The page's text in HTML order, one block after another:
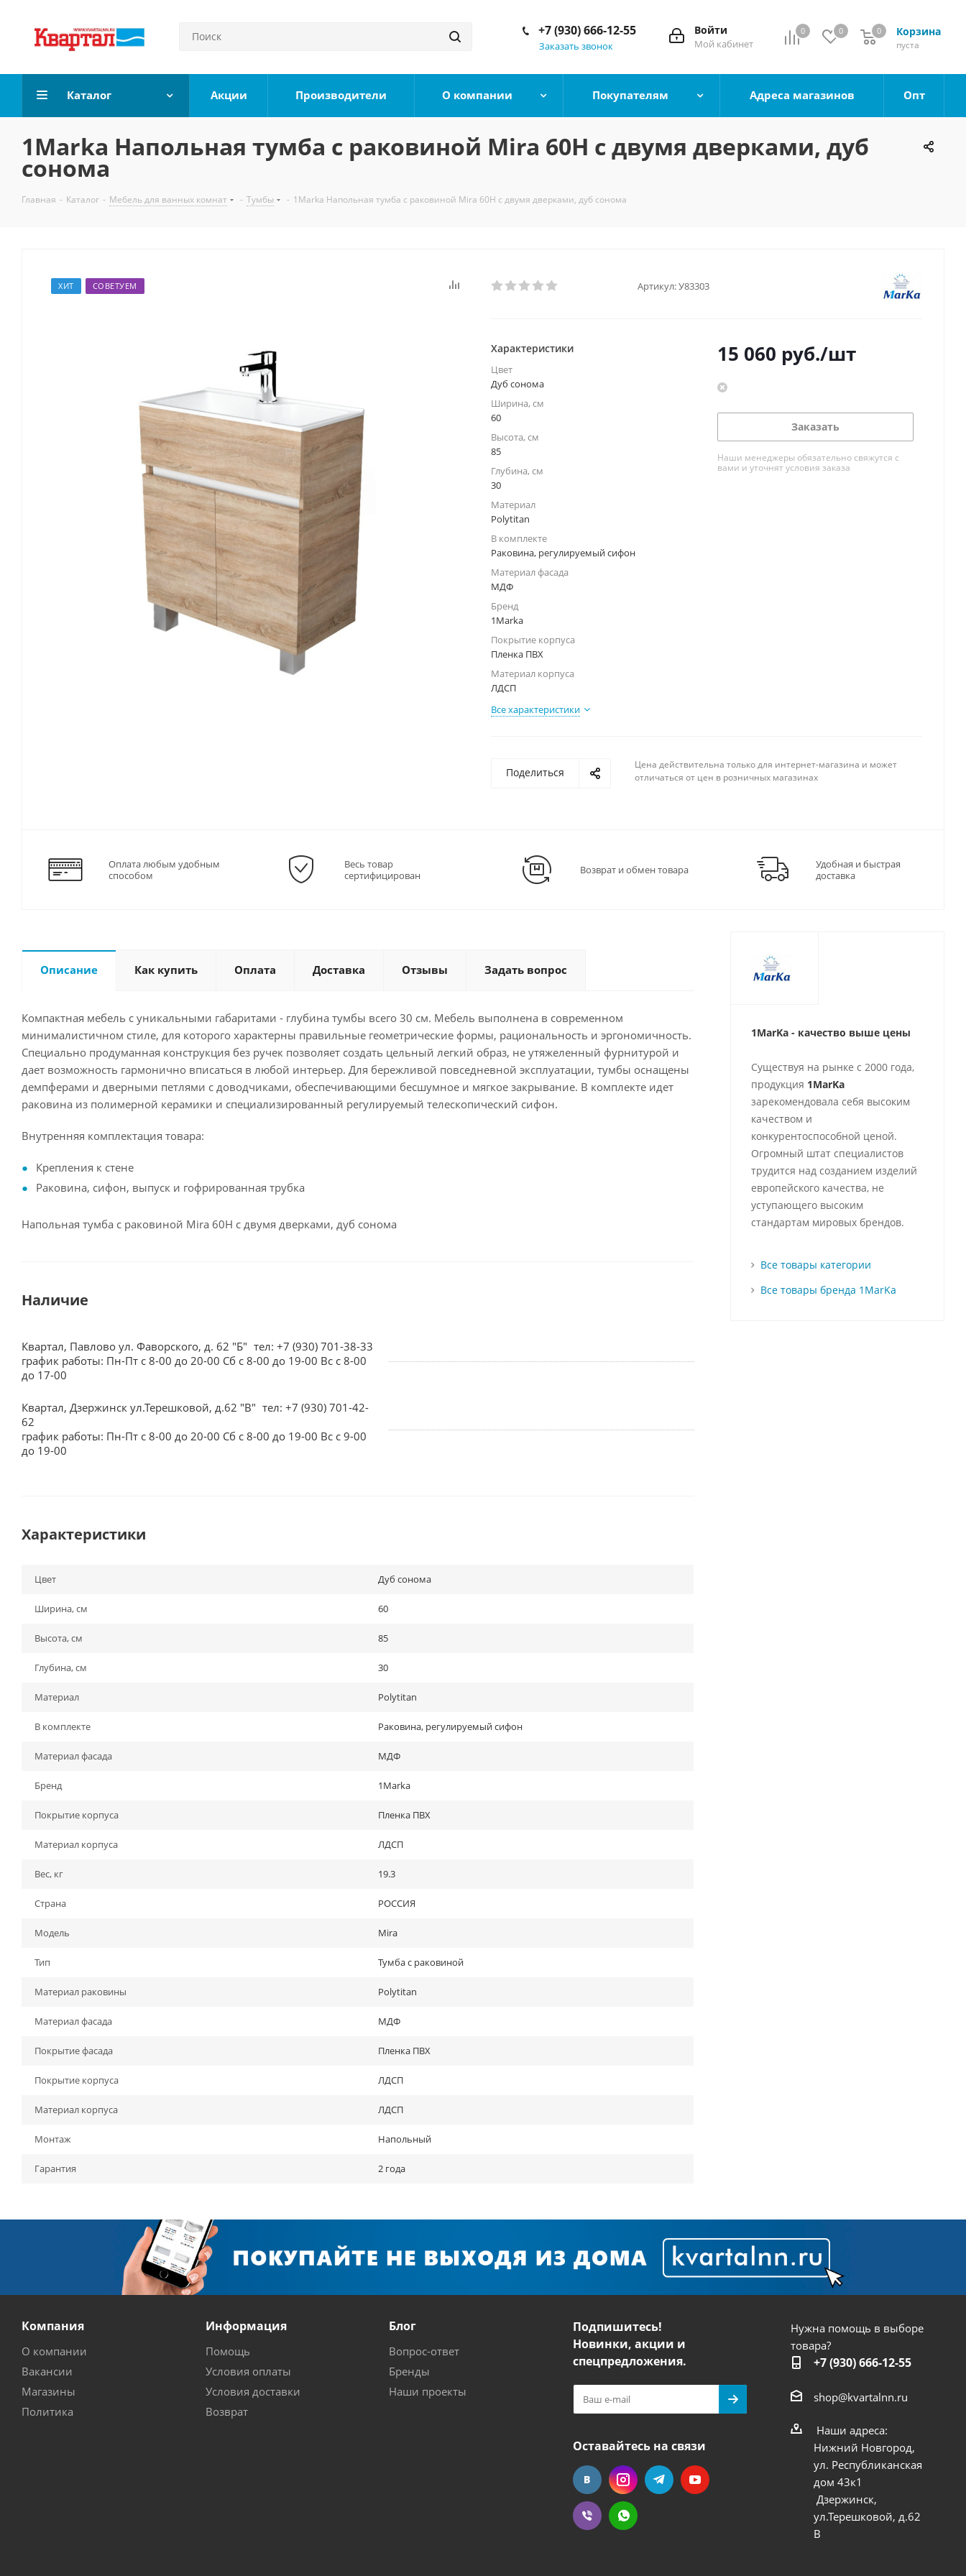
0 0 Корзина
0
пуста
0
Войти
Мой кабинет
+7 (930) 666-12-55
Заказать звонок
Каталог Акции Производители О компании Покупателям Адреса магазинов Опт
1Marka Напольная тумба с раковиной Mira 60Н с двумя дверками, дуб
сонома
Главная - Каталог - Мебель для ванных комнат - Тумбы - 1Marka Напольная тумба с раковиной Mira 60Н с двумя дверками, дуб сонома
ХИТ СОВЕТУЕМ Артикул:У83303
Характеристики
Цвет
Дуб сонома
Ширина, см
60
Высота, см
85
Глубина, см
30
Материал
Polytitan
В комплекте
Раковина, регулируемый сифон
Материал фасада
МДФ
Бренд
1Marka
Покрытие корпуса
Пленка ПВХ
Материал корпуса
ЛДСП
Все характеристики
15 060 руб./шт
Заказать
Наши менеджеры обязательно свяжутся с
вами и уточнят условия заказа
Поделиться
Цена действительна только для интернет-магазина и может
отличаться от цен в розничных магазинах
Оплата любым удобным
способом
Весь товар
сертифицирован
Возврат и обмен товара
Удобная и быстрая
доставка
Описание Как купить Оплата Доставка Отзывы Задать вопрос
Компактная мебель с уникальными габаритами - глубина тумбы всего 30 см. Мебель выполнена в современном
минималистичном стиле, для которого характерны правильные геометрические формы, рациональность и эргономичность.
Специально продуманная конструкция без ручек позволяет создать цельный легкий образ, не утяжеленный фурнитурой и
дает возможность гармонично вписаться в любой интерьер. Для бережливой повседневной эксплуатации, тумбы оснащены
демпферами и дверными петлями с доводчиками, обеспечивающими бесшумное и мягкое закрывание. В комплекте идет
раковина из полимерной керамики и специализированный регулируемый телескопический сифон.
Внутренняя комплектация товара:
Крепления к стене
Раковина, сифон, выпуск и гофрированная трубка
Напольная тумба с раковиной Mira 60Н с двумя дверками, дуб сонома
Наличие
Квартал, Павлово ул. Фаворского, д. 62 "Б" тел: +7 (930) 701-38-33
график работы: Пн-Пт с 8-00 до 20-00 Сб с 8-00 до 19-00 Вс с 8-00
до 17-00
Квартал, Дзержинск ул.Терешковой, д.62 "В" тел: +7 (930) 701-42-
62
график работы: Пн-Пт с 8-00 до 20-00 Сб с 8-00 до 19-00 Вс с 9-00
до 19-00
Характеристики
Цвет Дуб сонома
Ширина, см 60
Высота, см 85
Глубина, см 30
Материал Polytitan
В комплекте Раковина, регулируемый сифон
Материал фасада МДФ
Бренд 1Marka
Покрытие корпуса Пленка ПВХ
Материал корпуса ЛДСП
Вес, кг 19.3
Страна РОССИЯ
Модель Mira
Тип Тумба с раковиной
Материал раковины Polytitan
Материал фасада МДФ
Покрытие фасада Пленка ПВХ
Покрытие корпуса ЛДСП
Материал корпуса ЛДСП
Монтаж Напольный
Гарантия 2 года
1MarKa - качество выше цены
Существуя на рынке с 2000 года,
продукция 1MarKa
зарекомендовала себя высоким
качеством и
конкурентоспособной ценой.
Огромный штат специалистов
трудится над созданием изделий
европейского качества, не
уступающего высоким
стандартам мировых брендов.
Все товары категории
Все товары бренда 1MarKa
Компания
О компании
Вакансии
Магазины
Политика
Информация
Помощь
Условия оплаты
Условия доставки
Возврат
Блог
Вопрос-ответ
Бренды
Наши проекты
Подпишитесь!
Новинки, акции и
спецпредложения.
Оставайтесь на связи
Нужна помощь в выборе
товара?
+7 (930) 666-12-55
shop@kvartalnn.ru
Наши адреса:
Нижний Новгород,
ул. Республиканская
дом 43к1
Дзержинск,
ул.Терешковой, д.62
В